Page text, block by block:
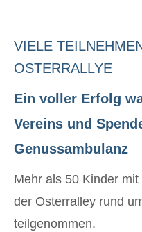
VIELE
OSTERRALLYE
Ein voller Erfolg
Vereins und
Genussambulanz
Mehr als 50 Kinder
der Osterralley rund
teilgenommen.